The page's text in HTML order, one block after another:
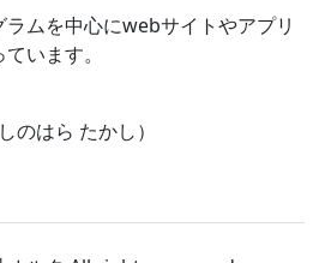
ムを中心にwebサイトやアプリ
います。
しのはら たかし）